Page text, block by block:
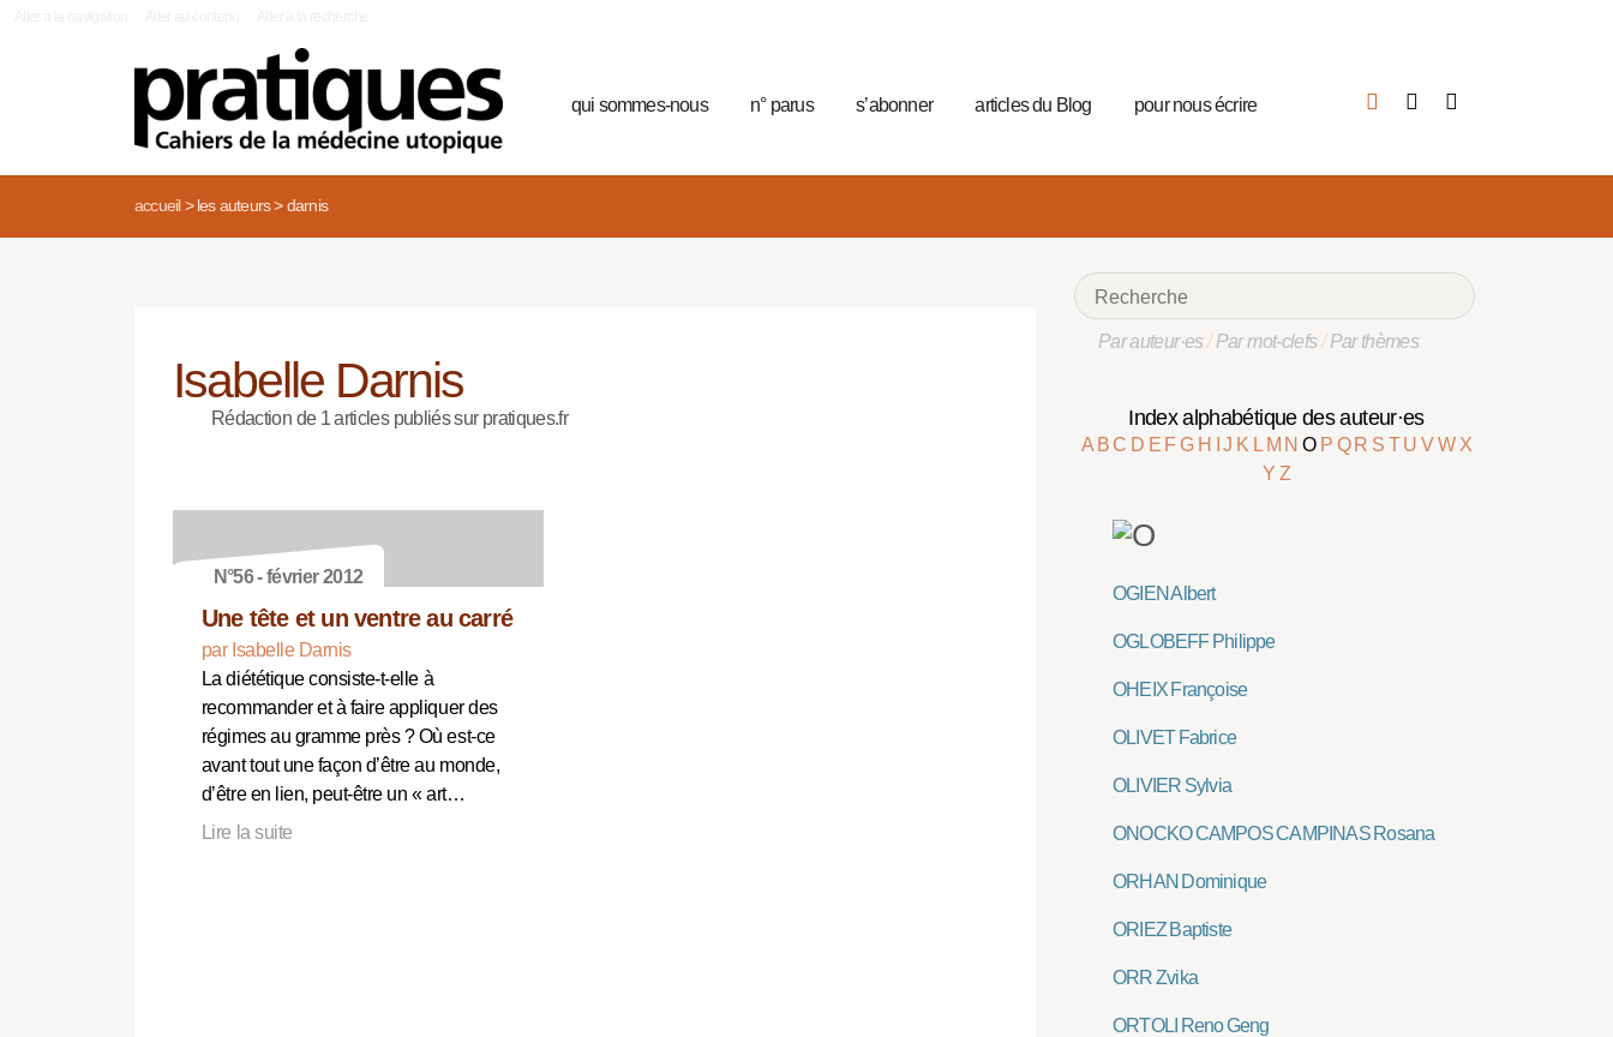
qui sommes-nous n° parus s’abonner articles du Blog pour nous écrire
accueil> les auteurs> darnis
Isabelle Darnis
Rédaction de 1 articles publiés sur pratiques.fr
N°56 - février 2012
Une tête et un ventre au carré
par Isabelle Darnis
La diététique consiste-t-elle à
recommander et à faire appliquer des
régimes au gramme près ? Où est-ce
avant tout une façon d’être au monde,
d’être en lien, peut-être un « art…
Lire la suite
Par auteur·es/Par mot-clefs/Par thèmes
Index alphabétique des auteur·es
A BC D E FG H IJ K L M NO P Q R S TUVW X
Y Z
OGIEN Albert
OGLOBEFF Philippe
OHEIX Françoise
OLIVET Fabrice
OLIVIER Sylvia
ONOCKO CAMPOS CAMPINAS Rosana
ORHAN Dominique
ORIEZ Baptiste
ORR Zvika
ORTOLI Reno Geng